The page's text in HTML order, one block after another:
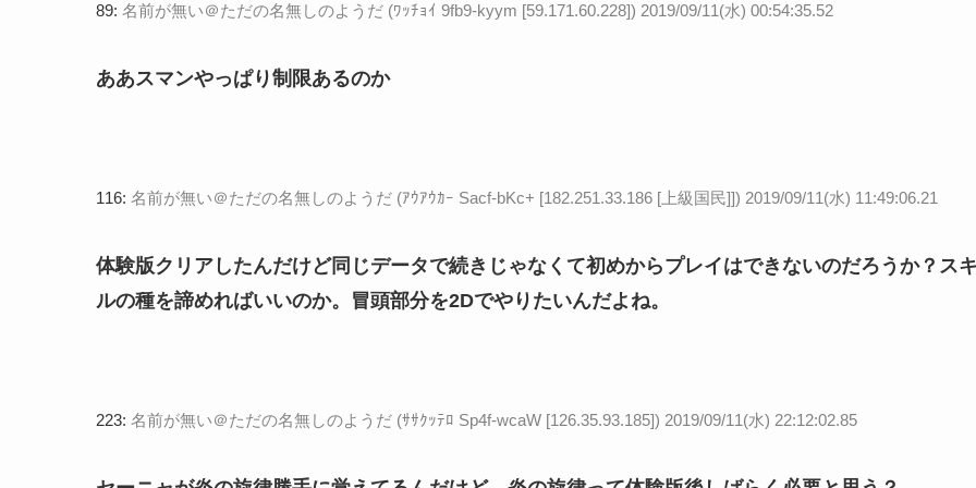
89: 名前が無い＠ただの名無しのようだ (ﾜｯﾁｮｲ 9fb9-kyym [59.171.60.228]) 2019/09/11(水) 00:54:35.52
ああスマンやっぱり制限あるのか
116: 名前が無い＠ただの名無しのようだ (ｱｳｱｳｶｰ Sacf-bKc+ [182.251.33.186 [上級国民]]) 2019/09/11(水) 11:49:06.21
体験版クリアしたんだけど同じデータで続きじゃなくて初めからプレイはできないのだろうか？ス
ルの種を諦めればいいのか。冒頭部分を2Dでやりたいんだよね。
223: 名前が無い＠ただの名無しのようだ (ｻｻｸｯﾃﾛ Sp4f-wcaW [126.35.93.185]) 2019/09/11(水) 22:12:02.85